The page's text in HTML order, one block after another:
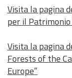
Visita la pagina
per il Patrimonio
Visita la pagina
Forests of the
Europe”